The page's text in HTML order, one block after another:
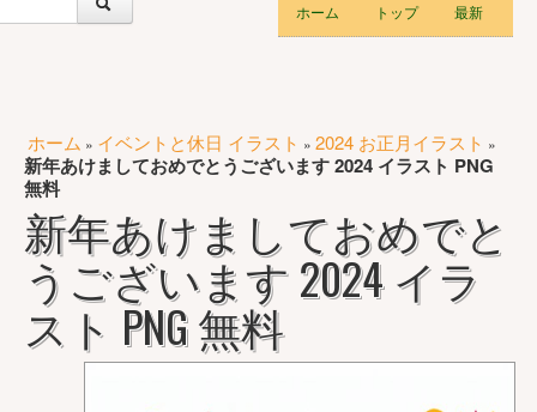
ホーム トップ 最新
ホーム » イベントと休日 イラスト » 2024 お正月イラスト »
新年あけましておめでとうございます 2024 イラスト PNG
無料
新年あけましておめでと
うございます 2024 イラ
スト PNG 無料